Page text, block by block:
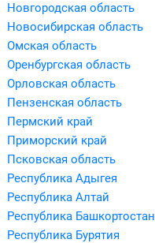
Новгородская область
Новосибирская область
Омская область
Оренбургская область
Орловская область
Пензенская область
Пермский край
Приморский край
Псковская область
Республика Адыгея
Республика Алтай
Республика Башкортостан
Республика Бурятия